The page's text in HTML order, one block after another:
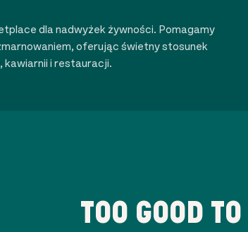
dla nadwyżek żywności. Pomagamy
oferując świetny stosunek
kawiarnii i restauracji.
TOO GOOD